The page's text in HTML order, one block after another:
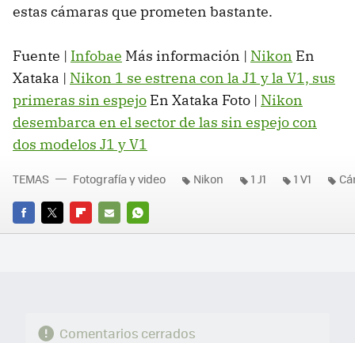
estas cámaras que prometen bastante.
Fuente | Infobae Más información | Nikon En
Xataka | Nikon 1 se estrena con la J1 y la V1, sus
primeras sin espejo En Xataka Foto | Nikon
desembarca en el sector de las sin espejo con
dos modelos J1 y V1
FACEBOOK
TWITTERFLIPBOARD
E-
WHATSAPP
TEMAS Fotografía y video Nikon 1 J1 1 V1
Comentarios cerrados